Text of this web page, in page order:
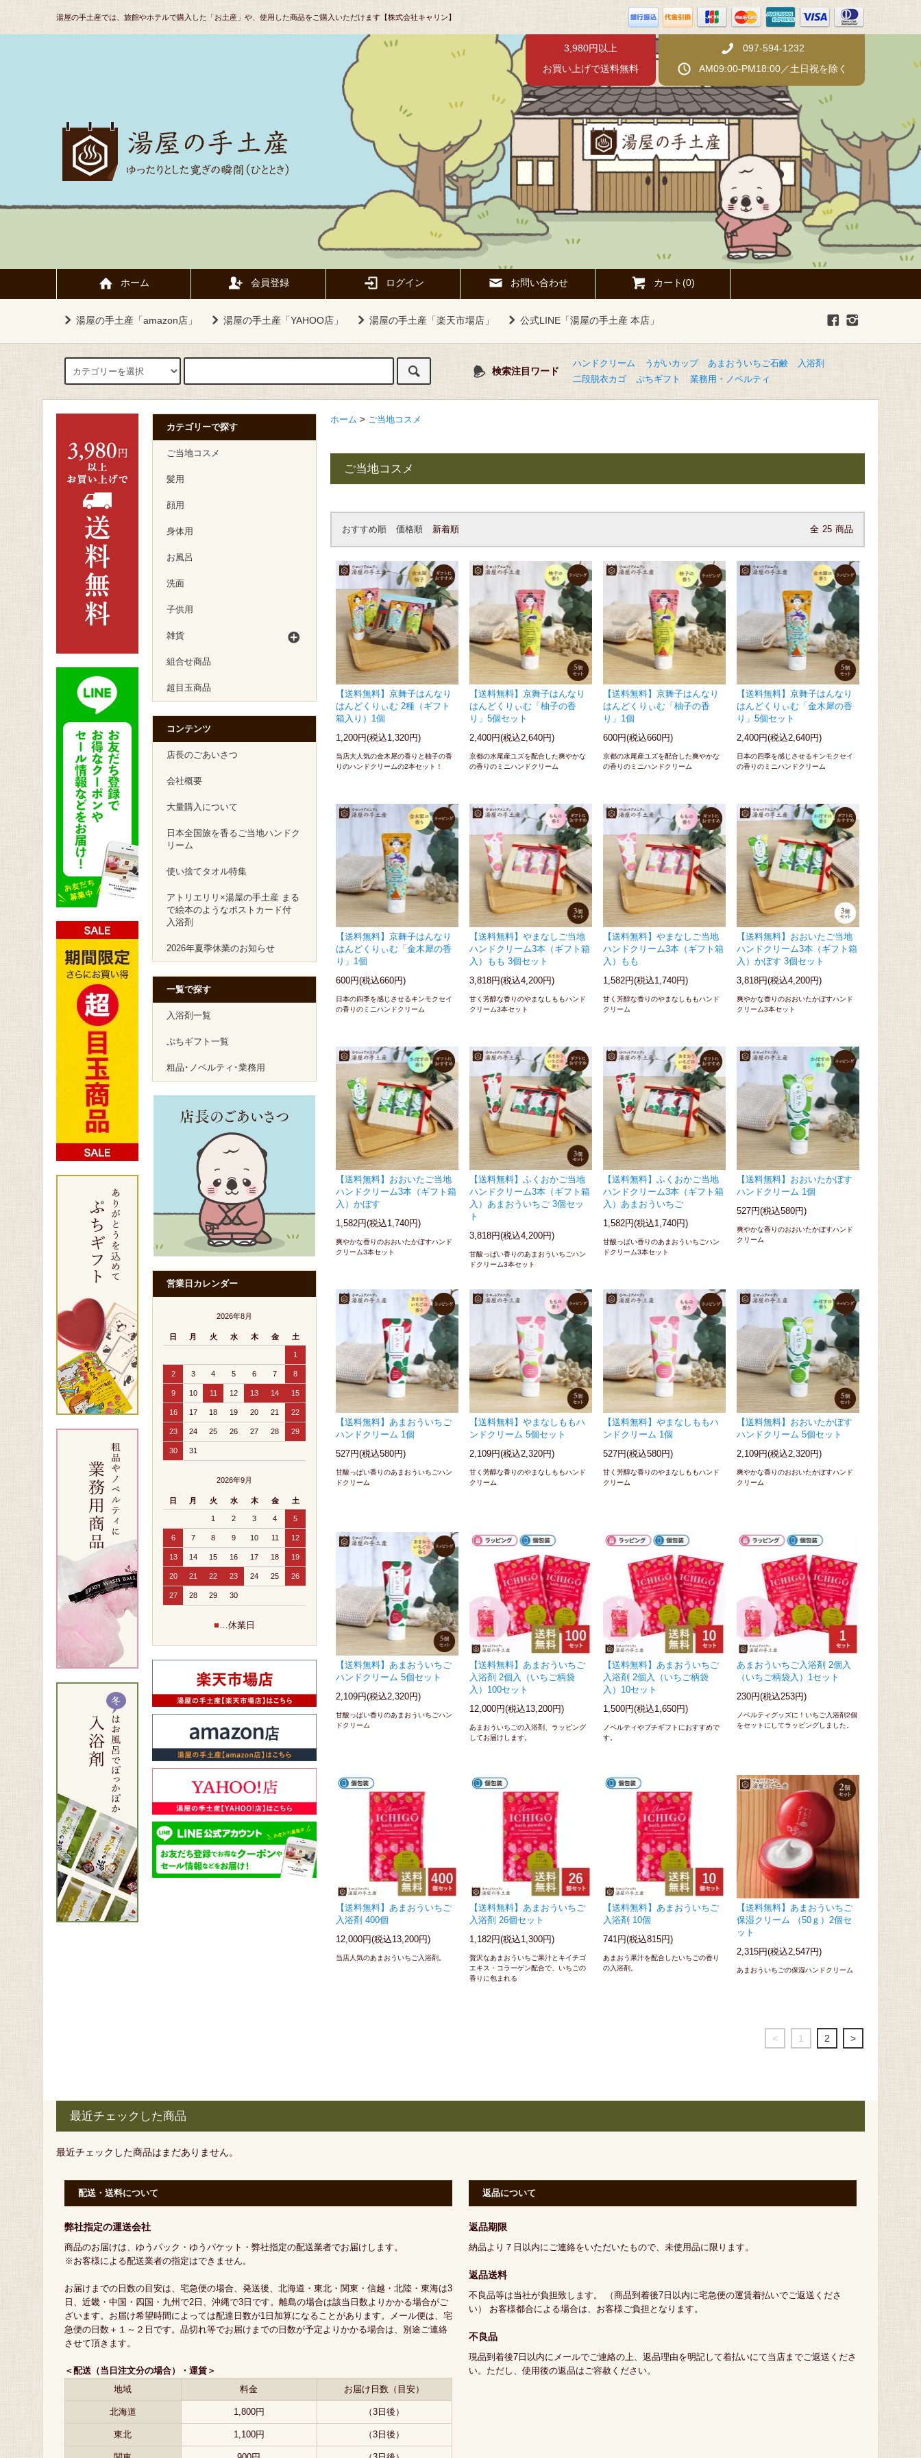
湯屋の手土産では、旅館やホテルで購入した「お土産」や、使用した商品をご購入いただけます【株式会社キャリン】
3,980円以上
お買い上げで送料無料
097-594-1232
AM09:00-PM18:00／土日祝を除く
ホーム 会員登録 ログイン お問い合わせ カート(0)
湯屋の手土産「amazon店」 湯屋の手土産「YAHOO店」 湯屋の手土産「楽天市場店」 公式LINE「湯屋の手土産 本店」
検索注目ワード
ハンドクリーム うがいカップ あまおういちご石鹸
入浴剤
二段脱衣カゴ
ぷちギフト 業務用・ノベルティ
ホーム > ご当地コスメ
ご当地コスメ
おすすめ順 価格順 新着順 全 25 商品
【送料無料】京舞子はんなり
はんどくりぃむ 2種（ギフト
箱入り）1個
1,200円(税込1,320円)
当店大人気の金木犀の香りと柚子の香
りのハンドクリームの2本セット！
【送料無料】京舞子はんなり
はんどくりぃむ「柚子の香
り」5個セット
2,400円(税込2,640円)
京都の水尾産ユズを配合した爽やかな
の香りのミニハンドクリーム
【送料無料】京舞子はんなり
はんどくりぃむ「柚子の香
り」1個
600円(税込660円)
京都の水尾産ユズを配合した爽やかな
の香りのミニハンドクリーム
【送料無料】京舞子はんなり
はんどくりぃむ「金木犀の香
り」5個セット
2,400円(税込2,640円)
日本の四季を感じさせるキンモクセイ
の香りのミニハンドクリーム
【送料無料】京舞子はんなり
はんどくりぃむ「金木犀の香
り」1個
600円(税込660円)
日本の四季を感じさせるキンモクセイ
の香りのミニハンドクリーム
【送料無料】やまなしご当地
ハンドクリーム3本（ギフト箱
入）もも 3個セット
3,818円(税込4,200円)
甘く芳醇な香りのやまなしももハンド
クリーム3本セット
【送料無料】やまなしご当地
ハンドクリーム3本（ギフト箱
入）もも
1,582円(税込1,740円)
甘く芳醇な香りのやまなしももハンド
クリーム
【送料無料】おおいたご当地
ハンドクリーム3本（ギフト箱
入）かぼす 3個セット
3,818円(税込4,200円)
爽やかな香りのおおいたかぼすハンド
クリーム3本セット
【送料無料】おおいたご当地
ハンドクリーム3本（ギフト箱
入）かぼす
1,582円(税込1,740円)
爽やかな香りのおおいたかぼすハンド
クリーム3本セット
【送料無料】ふくおかご当地
ハンドクリーム3本（ギフト箱
入）あまおういちご 3個セッ
ト
3,818円(税込4,200円)
甘酸っぱい香りのあまおういちごハン
ドクリーム3本セット
【送料無料】ふくおかご当地
ハンドクリーム3本（ギフト箱
入）あまおういちご
1,582円(税込1,740円)
甘酸っぱい香りのあまおういちごハン
ドクリーム3本セット
【送料無料】おおいたかぼす
ハンドクリーム 1個
527円(税込580円)
爽やかな香りのおおいたかぼすハンド
クリーム
【送料無料】あまおういちご
ハンドクリーム 1個
527円(税込580円)
甘酸っぱい香りのあまおういちごハン
ドクリーム
【送料無料】やまなしももハ
ンドクリーム 5個セット
2,109円(税込2,320円)
甘く芳醇な香りのやまなしももハンド
クリーム
【送料無料】やまなしももハ
ンドクリーム 1個
527円(税込580円)
甘く芳醇な香りのやまなしももハンド
クリーム
【送料無料】おおいたかぼす
ハンドクリーム 5個セット
2,109円(税込2,320円)
爽やかな香りのおおいたかぼすハンド
クリーム
【送料無料】あまおういちご
ハンドクリーム 5個セット
2,109円(税込2,320円)
甘酸っぱい香りのあまおういちごハン
ドクリーム
【送料無料】あまおういちご
入浴剤 2個入（いちご柄袋
入）100セット
12,000円(税込13,200円)
あまおういちごの入浴剤、ラッピング
してお届けします。
【送料無料】あまおういちご
入浴剤 2個入（いちご柄袋
入）10セット
1,500円(税込1,650円)
ノベルティやプチギフトにおすすめで
す。
あまおういちご入浴剤 2個入
（いちご柄袋入）1セット
230円(税込253円)
ノベルティグッズに！いちご入浴剤2個
をセットにしてラッピングしました。
【送料無料】あまおういちご
入浴剤 400個
12,000円(税込13,200円)
当店人気のあまおういちご入浴剤。
【送料無料】あまおういちご
入浴剤 26個セット
1,182円(税込1,300円)
贅沢なあまおういちご果汁とキイチゴ
エキス・コラーゲン配合で、いちごの
香りに包まれる
【送料無料】あまおういちご
入浴剤 10個
741円(税込815円)
あまおう果汁を配合したいちごの香り
の入浴剤。
【送料無料】あまおういちご
保湿クリーム （50ｇ）2個セ
ット
2,315円(税込2,547円)
あまおういちごの保湿ハンドクリーム
< 1 2 >
カテゴリーで探す
ご当地コスメ
髪用
顔用
身体用
お風呂
洗面
子供用
雑貨
組合せ商品
超目玉商品
コンテンツ
店長のごあいさつ
会社概要
大量購入について
日本全国旅を香るご当地ハンドク
リーム
使い捨てタオル特集
アトリエリリ×湯屋の手土産 まる
で絵本のようなポストカード付
入浴剤
2026年夏季休業のお知らせ
一覧で探す
入浴剤一覧
ぷちギフト一覧
粗品･ノベルティ･業務用
営業日カレンダー
2026年8月
日 月 火 水 木 金 土
1
2 3 4 5 6 7 8
9 10 11 12 13 14 15
16 17 18 19 20 21 22
23 24 25 26 27 28 29
30 31
2026年9月
日 月 火 水 木 金 土
1 2 3 4 5
6 7 8 9 10 11 12
13 14 15 16 17 18 19
20 21 22 23 24 25 26
27 28 29 30
■…休業日
最近チェックした商品
最近チェックした商品はまだありません。
配送・送料について
弊社指定の運送会社
商品のお届けは、ゆうパック・ゆうパケット・弊社指定の配送業者でお届けします。
※お客様による配送業者の指定はできません。
お届けまでの日数の目安は、宅急便の場合、発送後、北海道・東北・関東・信越・北陸・東海は3
日、近畿・中国・四国・九州で2日、沖縄で3日です。離島の場合は該当日数よりかかる場合がご
ざいます。お届け希望時間によっては配達日数が1日加算になることがあります。メール便は、宅
急便の日数＋１～２日です。品切れ等でお届けまでの日数が予定よりかかる場合は、別途ご連絡
させて頂きます。
＜配送（当日注文分の場合）・運賃＞
地域
料金 お届け日数（目安）
北海道 1,800円 （3日後）
東北 1,100円 （3日後）
返品について
返品期限
納品より７日以内にご連絡をいただいたもので、未使用品に限ります。
返品送料
不良品等は当社が負担致します。 （商品到着後7日以内に宅急便の運賃着払いでご返送くださ
い） お客様都合による場合は、お客様ご負担となります。
不良品
現品到着後7日以内にメールでご連絡の上、返品理由を明記して着払いにて当店までご返送くださ
い。ただし、使用後の返品はご容赦ください。